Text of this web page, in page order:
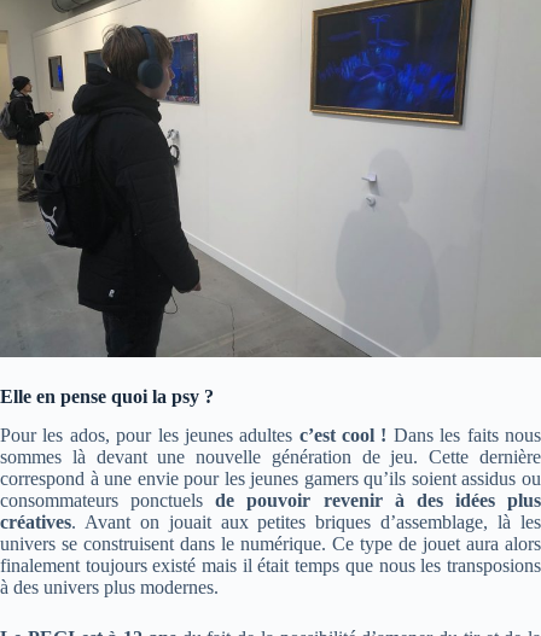
Elle en pense quoi la psy ?
Pour les ados, pour les jeunes adultes c’est cool ! Dans les faits nous
sommes là devant une nouvelle génération de jeu. Cette dernière
correspond à une envie pour les jeunes gamers qu’ils soient assidus ou
consommateurs ponctuelsde pouvoir revenir à des idées plus
créatives. Avant on jouait aux petites briques d’assemblage, là les
univers se construisent dans le numérique. Ce type de jouet aura alors
finalement toujours existé mais il était temps que nous les transposions
à des univers plus modernes.